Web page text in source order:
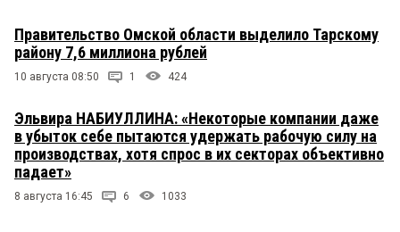
Правительство Омской области выделило Тарскому
району 7,6 миллиона рублей
10 августа 08:50 1 424
Эльвира НАБИУЛЛИНА: «Некоторые компании даже
в убыток себе пытаются удержать рабочую силу на
производствах, хотя спрос в их секторах объективно
падает»
8 августа 16:45 6 1033